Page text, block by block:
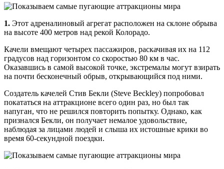
1. Этот адреналиновый агрегат расположен на склоне обрыва
на высоте 400 метров над рекой Колорадо.
Качели вмещают четырех пассажиров, раскачивая их на 112
градусов над горизонтом со скоростью 80 км в час.
Оказавшись в самой высокой точке, экстремалы могут взирать
на почти бесконечный обрыв, открывающийся под ними.
Создатель качелей Стив Бекли (Steve Beckley) попробовал
покататься на аттракционе всего один раз, но был так
напуган, что не решился повторить попытку. Однако, как
признался Бекли, он получает немалое удовольствие,
наблюдая за лицами людей и слыша их истошные крики во
время 60-секундной поездки.